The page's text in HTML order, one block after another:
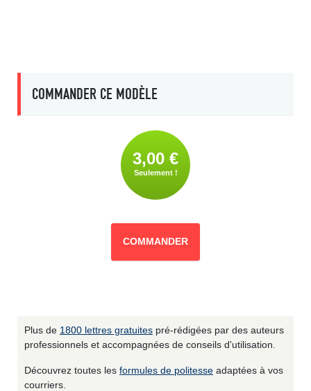
COMMANDER CE MODÈLE
3,00 €
Seulement !
COMMANDER
Plus de 1800 lettres gratuites pré-rédigées par des auteurs
professionnels et accompagnées de conseils d'utilisation.
Découvrez toutes les formules de politesse adaptées à vos
courriers.